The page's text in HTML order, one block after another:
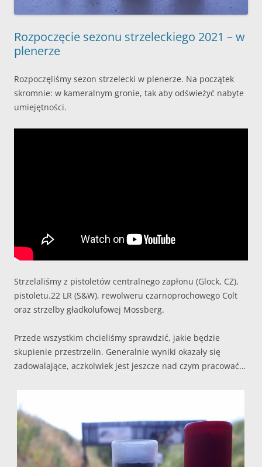
Rozpoczęcie sezonu strzeleckiego 2021 – w
plenerze
Rozpoczęliśmy sezon strzelecki w plenerze. Na początek
skromnie: w kameralnym gronie, tak aby odświeżyć nabyte
umiejętności.
Strzelaliśmy z pistoletów centralnego zapłonu (Glock, CZ),
pistoletu.22 LR (S&W), rewolweru czarnoprochowego Colt
oraz strzelby gładkolufowej Mossberg.
Przede wszystkim chcieliśmy sprawdzić, jakie będzie
skupienie przestrzelin. Generalnie wyniki okazały się
zadowalające, aczkolwiek jest jeszcze nad czym pracować…